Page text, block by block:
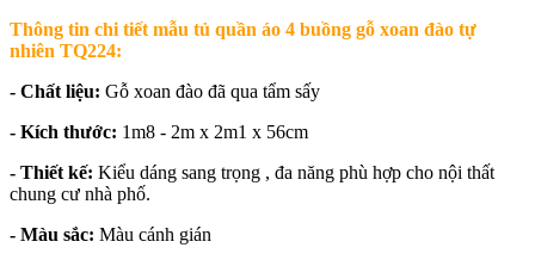
Thông tin chi tiết mẫu tủ quần áo 4 buồng gỗ xoan đào tự
nhiên TQ224:
- Chất liệu: Gỗ xoan đào đã qua tẩm sấy
- Kích thước: 1m8 - 2m x 2m1 x 56cm
- Thiết kế: Kiểu dáng sang trọng , đa năng phù hợp cho nội thất
chung cư nhà phố.
- Màu sắc: Màu cánh gián